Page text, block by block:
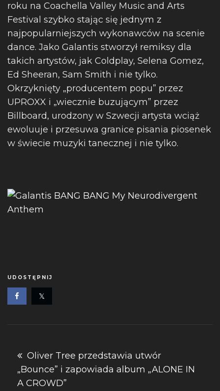
roku na Coachella Valley Music and Arts
Festival szybko stając się jednym z
najpopularniejszych wykonawców na scenie
dance. Jako Galantis stworzył remiksy dla
takich artystów, jak Coldplay, Selena Gomez,
Ed Sheeran, Sam Smith i nie tylko.
Okrzyknięty „producentem popu” przez
UPROXX i „wiecznie buzującym” przez
Billboard, urodzony w Szwecji artysta wciąż
ewoluuje i przesuwa granice pisania piosenek
w świecie muzyki tanecznej i nie tylko.
UDOSTĘPNIJ
Nawigacja
wpisu
Oliver Tree przedstawia utwór
„Bounce” i zapowiada album „ALONE IN
A CROWD”